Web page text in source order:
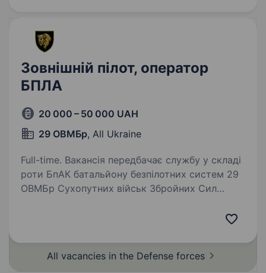
Зовнішній пілот, оператор
БПЛА
20 000 – 50 000 UAH
29 ОВМБр, All Ukraine
Full-time. Вакансія передбачає службу у складі
роти БпАК батальйону безпілотних систем 29
ОВМБр Сухопутних військ Збройних Сил
систем шукає кандидатів на посаду оператора
All vacancies in the Defense forces